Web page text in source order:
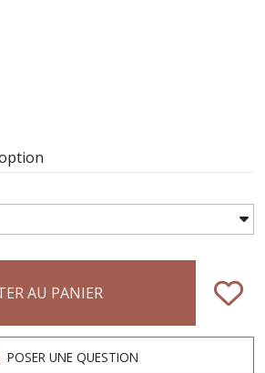
AU PANIER
POSER UNE QUESTION